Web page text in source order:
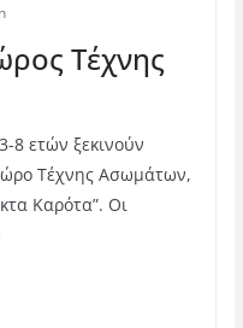
Τέχνης
8 ετών ξεκινούν
Τέχνης Ασωμάτων,
Καρότα”. Οι